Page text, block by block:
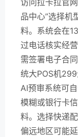
访问拉卡拉官
品中心”选择机
料。系统会在
过电话核实经
需签署电子合
统大POS机
AI预审系统可
模糊或银行卡
料。选择快递
偏远地区可能